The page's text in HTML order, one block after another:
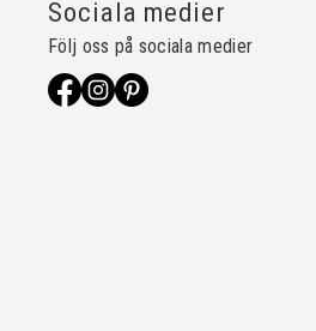
Sociala medier
Följ oss på sociala medier